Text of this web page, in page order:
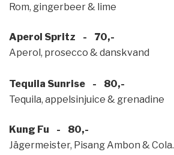
Rom, gingerbeer & lime
Aperol Spritz - 70,-
Aperol, prosecco & danskvand
Tequila Sunrise - 80,-
Tequila, appelsinjuice & grenadine
Kung Fu - 80,-
Jägermeister, Pisang Ambon & Cola.